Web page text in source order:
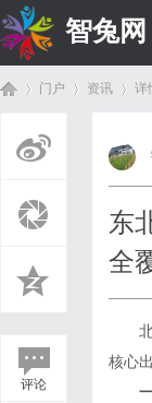
智兔网
门户 资讯
›
详
评论
东
全
北途
核心
一